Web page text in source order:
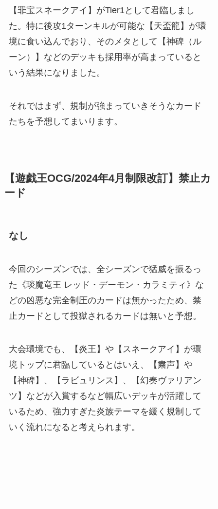
【罪宝スネークアイ】がTier1として君臨しまし
た。特に後攻1ターンキルが可能な【天盃龍】が環
境に食い込んでおり、そのメタとして【神碑（ル
ーン）】などのデッキも採用率が高まっていると
いう結果になりました。
それではまず、規制が強まっていきそうなカード
たちを予想してまいります。
【遊戯王OCG/2024年4月制限改訂】禁止カ
ード
なし
今回のシーズンでは、全シーズンで猛威を振るっ
た《琰魔竜王 レッド・デーモン・カラミティ》な
どの凶悪な完全制圧のカードは無かったため、禁
止カードとして投獄されるカードは無いと予想。
大会環境でも、【炎王】や【スネークアイ】が環
境トップに君臨しているとはいえ、【粛声】や
【神碑】、【ラビュリンス】、【幻奏ヴァリアン
ツ】などが入賞するなど幅広いデッキが活躍して
いるため、強力すぎた炎族テーマを緩く規制して
いく流れになると考えられます。